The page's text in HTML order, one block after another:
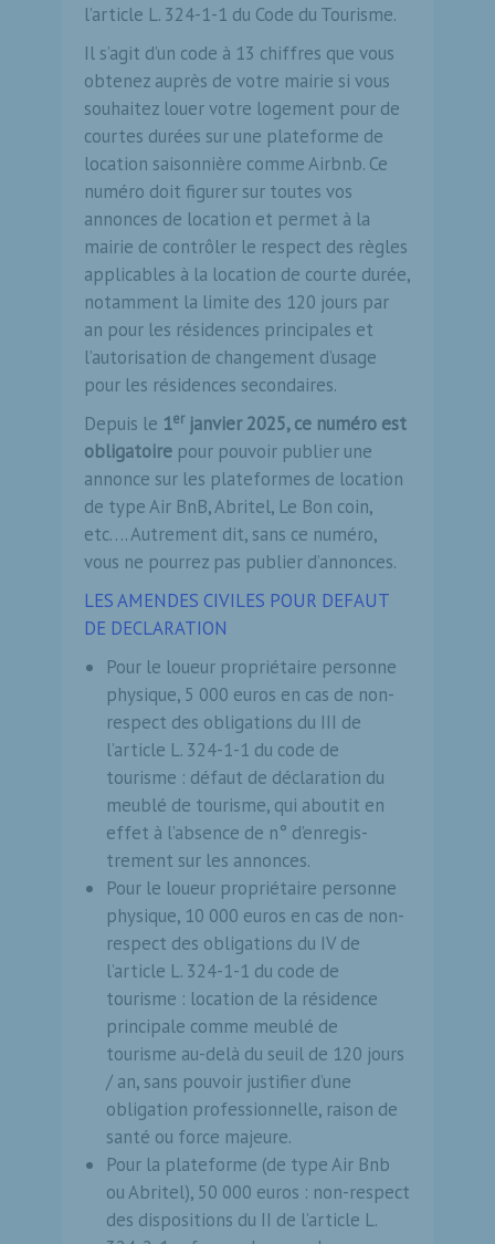
l’article L. 324-1-1 du Code du Tourisme.
Il s’agit d’un code à 13 chiffres que vous
obtenez auprès de votre mairie si vous
souhaitez louer votre logement pour de
courtes durées sur une plateforme de
location saisonnière comme Airbnb. Ce
numéro doit figurer sur toutes vos
annonces de location et permet à la
mairie de contrôler le respect des règles
applicables à la location de courte durée,
notamment la limite des 120 jours par
an pour les résidences principales et
l’autorisation de changement d’usage
pour les résidences secondaires.
Depuis le 1erjanvier 2025, ce numéro est
obligatoire pour pouvoir publier une
annonce sur les plateformes de location
de type Air BnB, Abritel, Le Bon coin,
etc…. Autrement dit, sans ce numéro,
vous ne pourrez pas publier d’annonces.
LES AMENDES CIVILES POUR DEFAUT
DE DECLARATION‍
Pour le loueur propriétaire per­sonne
physique, 5 000 euros en cas de non-
respect des obligations du III de
l’article L. 324-1-1 du code de
tourisme : défaut de déclaration du
meublé de tourisme, qui aboutit en
effet à l’absence de n° d’enregis­
trement sur les annonces.
Pour le loueur propriétaire per­sonne
physique, 10 000 euros en cas de non-
respect des obligations du IV de
l’article L. 324-1-1 du code de
tourisme : location de la rési­dence
principale comme meublé de
tourisme au-delà du seuil de 120 jours
/ an, sans pouvoir justifier d’une
obligation professionnelle, raison de
santé ou force majeure.
Pour la plateforme (de type Air Bnb
ou Abritel), 50 000 euros : non-respect
des dispositions du II de l’article L.